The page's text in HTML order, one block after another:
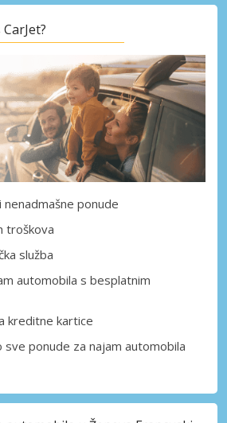
ponude
troškova
služba
automobila s besplatnim
kreditne kartice
ponude za najam automobila